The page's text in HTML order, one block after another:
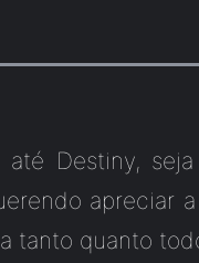
Destiny,
apreciar
tanto quanto